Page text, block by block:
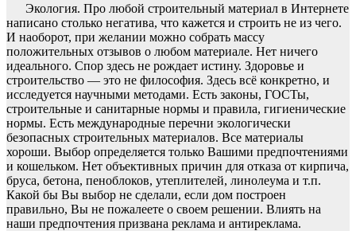
Экология. Про любой строительный материал в Интернете
написано столько негатива, что кажется и строить не из чего.
И наоборот, при желании можно собрать массу
положительных отзывов о любом материале. Нет ничего
идеального. Спор здесь не рождает истину. Здоровье и
строительство — это не философия. Здесь всё конкретно, и
исследуется научными методами. Есть законы, ГОСТы,
строительные и санитарные нормы и правила, гигиенические
нормы. Есть международные перечни экологически
безопасных строительных материалов. Все материалы
хороши. Выбор определяется только Вашими предпочтениями
и кошельком. Нет объективных причин для отказа от кирпича,
бруса, бетона, пеноблоков, утеплителей, линолеума и т.п.
Какой бы Вы выбор не сделали, если дом построен
правильно, Вы не пожалеете о своем решении. Влиять на
наши предпочтения призвана реклама и антиреклама.